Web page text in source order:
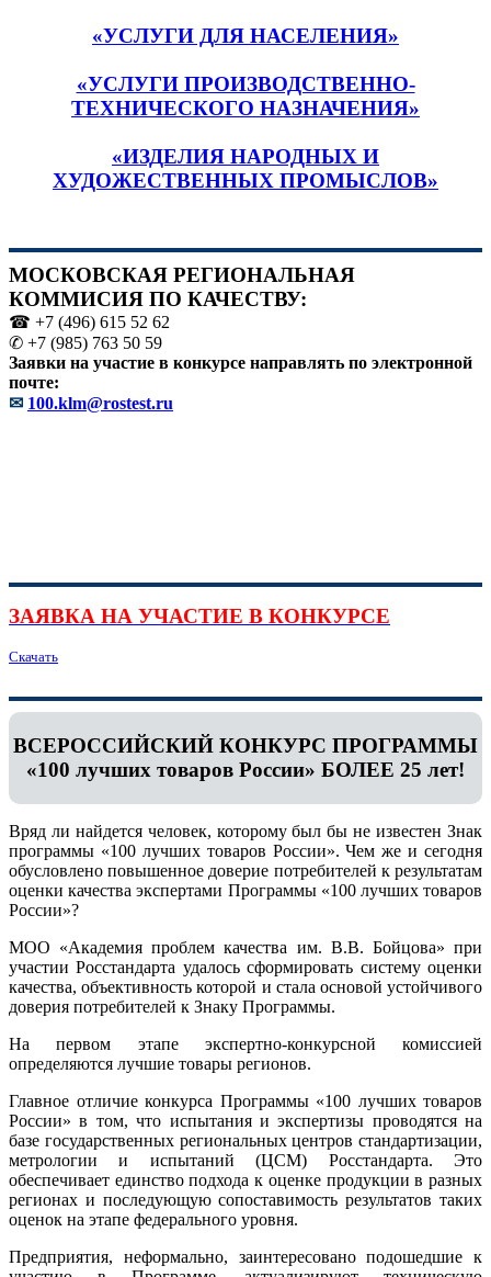
«УСЛУГИ ДЛЯ НАСЕЛЕНИЯ»
«УСЛУГИ ПРОИЗВОДСТВЕННО-
ТЕХНИЧЕСКОГО НАЗНАЧЕНИЯ»
«ИЗДЕЛИЯ НАРОДНЫХ И
ХУДОЖЕСТВЕННЫХ ПРОМЫСЛОВ»
МОСКОВСКАЯ РЕГИОНАЛЬНАЯ
КОММИСИЯ ПО КАЧЕСТВУ:
☎ +7 (496) 615 52 62
✆ +7 (985) 763 50 59
Заявки на участие в конкурсе направлять по электронной
почте:
✉ 100.klm@rostest.ru
ЗАЯВКА НА УЧАСТИЕ В КОНКУРСЕ
Скачать
ВСЕРОССИЙСКИЙ КОНКУРС ПРОГРАММЫ
«100 лучших товаров России» БОЛЕЕ 25 лет!
Вряд ли найдется человек, которому был бы не известен Знак
программы «100 лучших товаров России». Чем же и сегодня
обусловлено повышенное доверие потребителей к результатам
оценки качества экспертами Программы «100 лучших товаров
России»?
МОО «Академия проблем качества им. В.В. Бойцова» при
участии Росстандарта удалось сформировать систему оценки
качества, объективность которой и стала основой устойчивого
доверия потребителей к Знаку Программы.
На первом этапе экспертно-конкурсной комиссией
определяются лучшие товары регионов.
Главное отличие конкурса Программы «100 лучших товаров
России» в том, что испытания и экспертизы проводятся на
базе государственных региональных центров стандартизации,
метрологии и испытаний (ЦCM) Росстандарта. Это
обеспечивает единство подхода к оценке продукции в разных
регионах и последующую сопоставимость результатов таких
оценок на этапе федерального уровня.
Предприятия, неформально, заинтересовано подошедшие к